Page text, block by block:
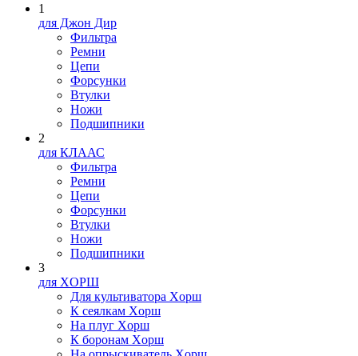
1
для Джон Дир
Фильтра
Ремни
Цепи
Форсунки
Втулки
Ножи
Подшипники
2
для КЛААС
Фильтра
Ремни
Цепи
Форсунки
Втулки
Ножи
Подшипники
3
для XOPШ
Для культиватора Xopш
К сеялкам Xopш
На плуг Xopш
К боронам Xopш